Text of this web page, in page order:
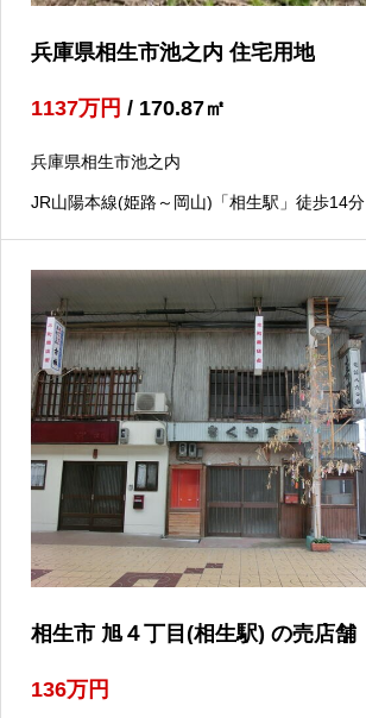
兵庫県相生市池之内 住宅用地
1137万円 / 170.87㎡
兵庫県相生市池之内
JR山陽本線(姫路～岡山)「相生駅」徒歩14分
相生市 旭４丁目(相生駅) の売店舗
136万円